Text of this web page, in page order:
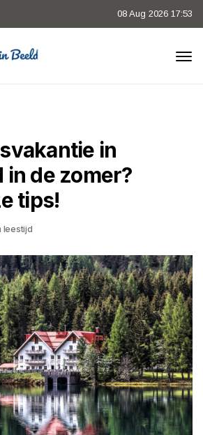
08 Aug 2026 17:53
in
in de zomer?
tips!
leestijd